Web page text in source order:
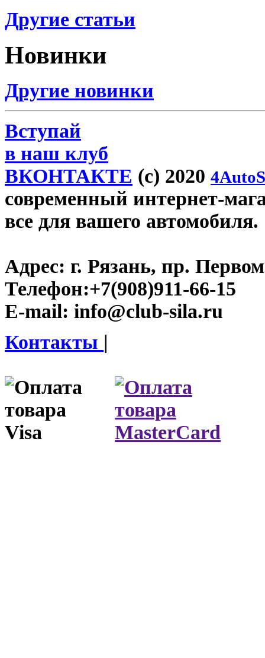
Другие статьи
Новинки
Другие новинки
Вступай
в наш клуб
ВКОНТАКТЕ (c) 2020
современный интернет-
все для вашего автомобиля.
Адрес: г. Рязань, пр.
Телефон:+7(908)911-66-15
E-mail: info@club-sila.ru
Контакты |